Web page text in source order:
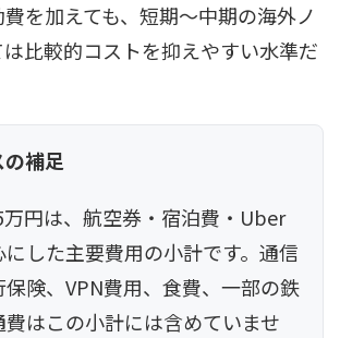
を加えても、短期〜中期の海外ノ
比較的コストを抑えやすい水準だ
補足
円は、航空券・宿泊費・Uber
した主要費用の小計です。通信
険、VPN費用、食費、一部の鉄
はこの小計には含めていませ